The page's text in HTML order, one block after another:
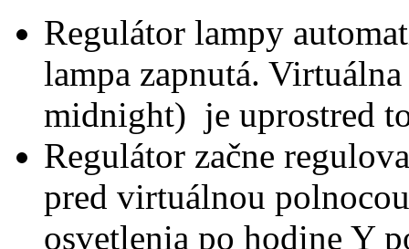
Regulátor lampy
lampa zapnutá.
midnight) je uprostred
Regulátor začne
pred virtuálnou
osvetlenia po hodine Y